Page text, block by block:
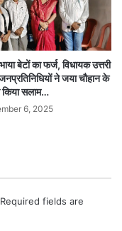
बेटों का फर्ज, विधायक उत्तरी
ने जया चौहान के
किया सलाम…
6, 2025
Required fields are